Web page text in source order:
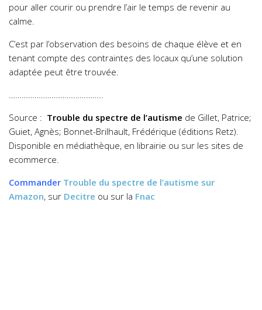
pour aller courir ou prendre l’air le temps de revenir au
calme.
C’est par l’observation des besoins de chaque élève et en
tenant compte des contraintes des locaux qu’une solution
adaptée peut être trouvée.
……………………………………..
Source : Trouble du spectre de l’autisme de Gillet, Patrice;
Guiet, Agnès; Bonnet-Brilhault, Frédérique (éditions Retz).
Disponible en médiathèque, en librairie ou sur les sites de
ecommerce.
Commander Trouble du spectre de l’autisme sur
Amazon, sur Decitre ou sur la Fnac